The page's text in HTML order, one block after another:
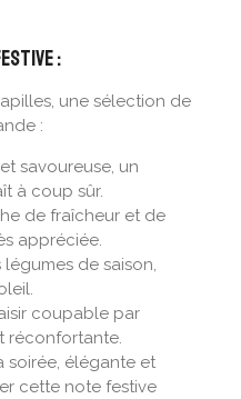
:
une sélection de
:
savoureuse, un
à coup sûr.
de fraîcheur et de
appréciée.
légumes de saison,
coupable par
réconfortante.
soirée, élégante et
cette note festive